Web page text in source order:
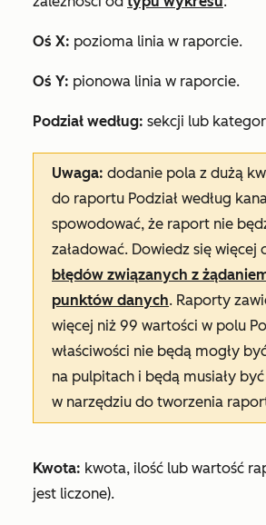
Oś X: pozioma linia w raporcie.
Oś Y: pionowa linia w raporcie.
Podział według: sekcji lub
Uwaga: dodanie pola z dużą
do raportu Podział według
spowodować, że raport nie
załadować. Dowiedz się więcej
błędów związanych z
punktów danych. Raporty
więcej niż 99 wartości w polu
właściwości nie będą mogły
na pulpitach i będą musiały
w narzędziu do tworzenia
Kwota: kwota, ilość lub wartość
jest liczone).